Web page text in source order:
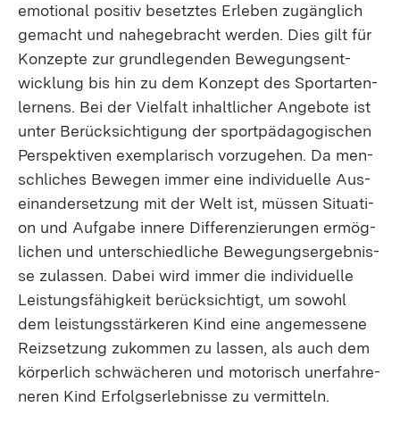
emo­tio­nal po­si­tiv be­setz­tes Er­le­ben zu­gäng­lich
ge­macht und na­he­ge­bracht wer­den. Dies gilt für
Kon­zep­te zur grund­le­gen­den Be­we­gungs­ent­
wick­lung bis hin zu dem Kon­zept des Sport­ar­ten­
ler­nens. Bei der Viel­falt in­halt­li­cher An­ge­bo­te ist
un­ter Be­rück­sich­ti­gung der sport­päd­ago­gi­schen
Per­spek­ti­ven ex­em­pla­risch vor­zu­ge­hen. Da men­
sch­li­ches Be­we­gen im­mer ei­ne in­di­vi­du­el­le Aus­
ein­an­der­set­zung mit der Welt ist, müs­sen Si­tua­ti­
on und Auf­ga­be in­ne­re Dif­fe­ren­zie­run­gen er­mög­
li­chen und un­ter­schied­li­che Be­we­gungs­er­geb­nis­
se zu­las­sen. Da­bei wird im­mer die in­di­vi­du­el­le
Leis­tungs­fä­hig­keit be­rück­sich­tigt, um so­wohl
dem leis­tungs­stär­ke­ren Kind ei­ne an­ge­mes­se­ne
Reiz­set­zung zu­kom­men zu las­sen, als auch dem
kör­per­lich schwä­che­ren und mo­to­risch un­er­fah­re­
ne­ren Kind Er­folgs­er­leb­nis­se zu ver­mit­teln.